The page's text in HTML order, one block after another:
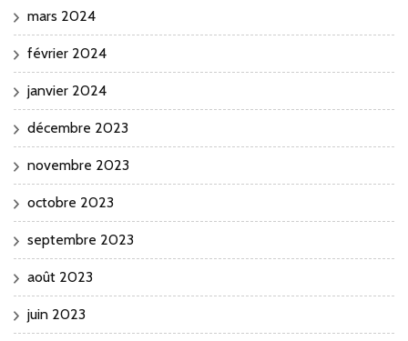
mars 2024
février 2024
janvier 2024
décembre 2023
novembre 2023
octobre 2023
septembre 2023
août 2023
juin 2023